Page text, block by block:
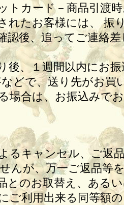
トカード－商品引渡
れたお客様には、 振
認後、追ってご連絡
後、１週間以内にお
どで、送り先がお買
場合は、お振込みで
るキャンセル、ご返
んが、万一ご返品等
とのお取替え、ある
ご利用出来る同等額